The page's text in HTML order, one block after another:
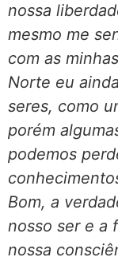
nossa
mesmo me
com as
Norte eu
seres, como
porém
podemos
Bom, a
nosso ser e a
nossa